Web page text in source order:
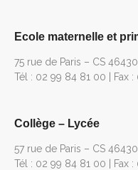
Ecole maternelle et
75 rue de Paris – CS
Tél : 02 99 84 81 00 | Fax :
Collège – Lycée
57 rue de Paris – CS
Tél : 02 99 84 81 00 | Fax :